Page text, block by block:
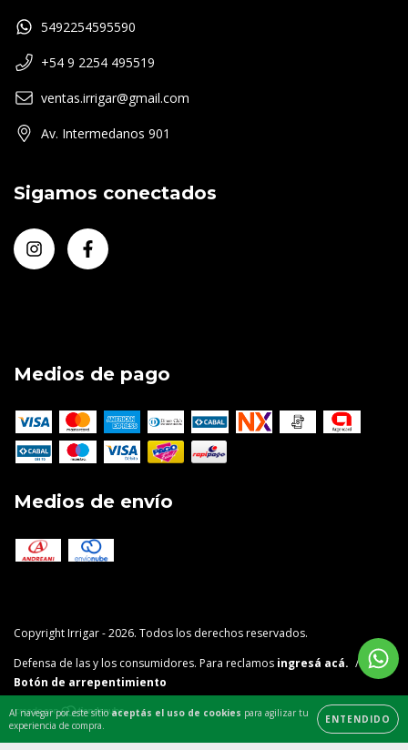
Al navegar por este sitioaceptás el uso de cookies para agilizar tu
experiencia de compra.
ENTENDIDO
5492254595590
+54 9 2254 495519
ventas.irrigar@gmail.com
Av. Intermedanos 901
Sigamos conectados
Medios de pago
Medios de envío
Copyright Irrigar - 2026. Todos los derechos reservados.
Defensa de las y los consumidores. Para reclamos ingresá acá. /
Botón de arrepentimiento